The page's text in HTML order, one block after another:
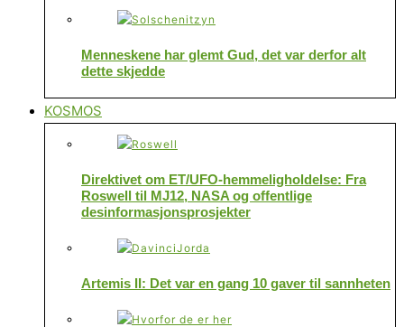
Menneskene har glemt Gud, det var derfor alt
dette skjedde
KOSMOS
Direktivet om ET/UFO-hemmeligholdelse: Fra
Roswell til MJ12, NASA og offentlige
desinformasjonsprosjekter
Artemis II: Det var en gang 10 gaver til sannheten